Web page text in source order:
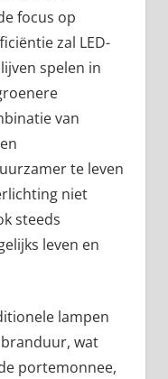
focus op
zal LED-
spelen in
van
te leven
niet
steeds
leven en
lampen
wat
portemonnee,